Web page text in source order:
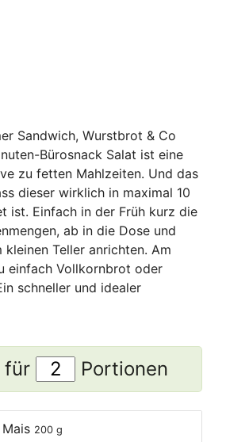
Sandwich, Wurstbrot & Co
Bürosnack Salat ist eine
zu fetten Mahlzeiten. Und das
dieser wirklich in maximal 10
ist. Einfach in der Früh kurz die
ab in die Dose und
Teller anrichten. Am
einfach Vollkornbrot oder
schneller und idealer
für Portionen
200 g